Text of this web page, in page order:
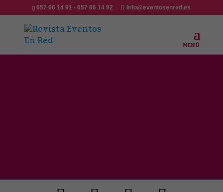
657 66 14 91 - 657 66 14 92 Info@eventosenred.es